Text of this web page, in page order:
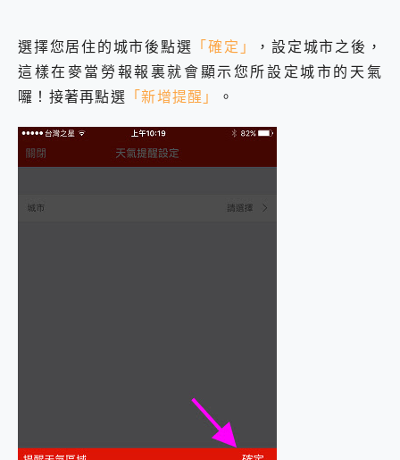
選擇您居住的城市後點選 「確定」
，設定城市之後，
這樣在麥當勞報報裏就會顯示您所設定城市的天氣
囉！接著再點選 「新增提醒」 。